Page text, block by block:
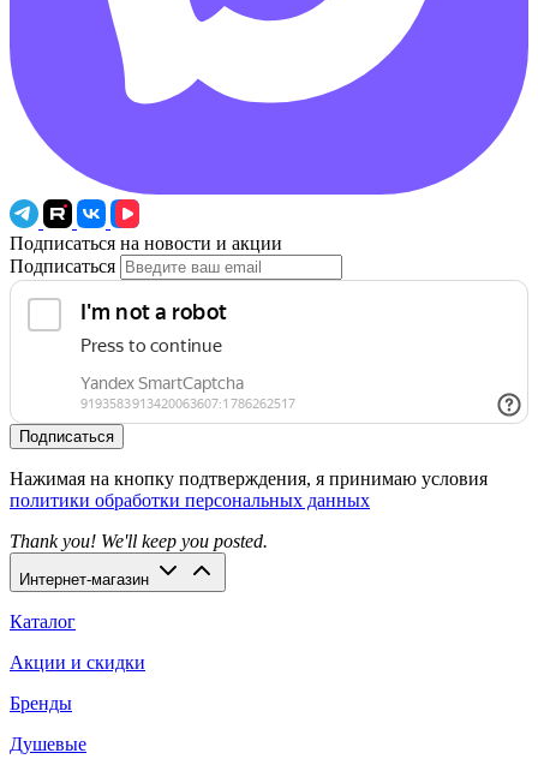
Подписаться на новости и акции
Подписаться
Подписаться
Нажимая на кнопку подтверждения, я принимаю условия
политики обработки персональных данных
Thank you! We'll keep you posted.
Интернет-магазин
Каталог
Акции и скидки
Бренды
Душевые